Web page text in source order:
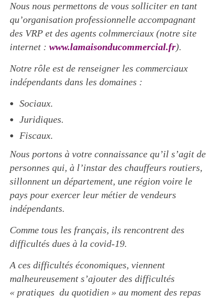
Nous nous permettons de vous solliciter en tant
qu’organisation professionnelle accompagnant
des VRP et des agents colmmerciaux (notre site
internet : www.lamaisonducommercial.fr).
Notre rôle est de renseigner les commerciaux
indépendants dans les domaines :
Sociaux.
Juridiques.
Fiscaux.
Nous portons à votre connaissance qu’il s’agit de
personnes qui, à l’instar des chauffeurs routiers,
sillonnent un département, une région voire le
pays pour exercer leur métier de vendeurs
indépendants.
Comme tous les français, ils rencontrent des
difficultés dues à la covid-19.
A ces difficultés économiques, viennent
malheureusement s’ajouter des difficultés
« pratiques du quotidien » au moment des repas